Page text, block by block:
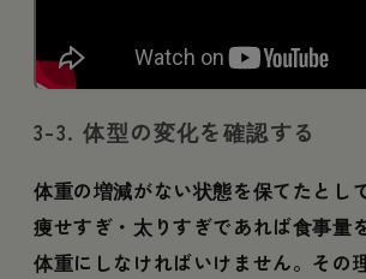
3-3. 体型の変化を確認する
体重の増減がない状態を保てたとし
痩せすぎ・太りすぎであれば食事量
体重にしなければいけません。その